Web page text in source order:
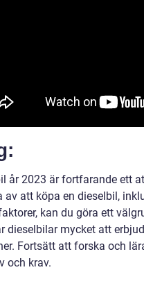
år 2023 är fortfarande ett
av att köpa en dieselbil,
kan du göra ett
dieselbilar mycket att
Fortsätt att forska och
och krav.